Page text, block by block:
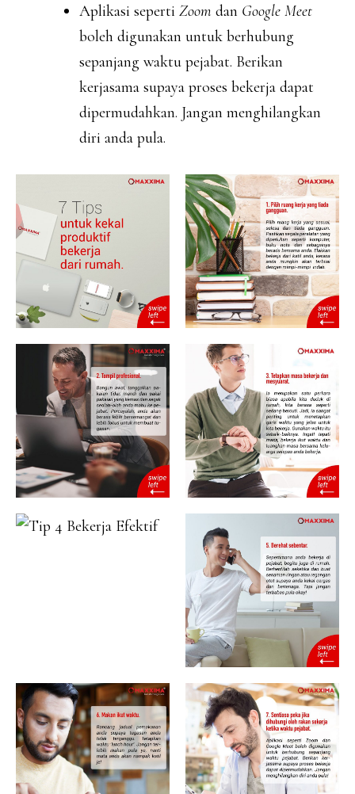
Aplikasi seperti Zoom dan Google Meet
boleh digunakan untuk berhubung
sepanjang waktu pejabat. Berikan
kerjasama supaya proses bekerja dapat
dipermudahkan. Jangan menghilangkan
diri anda pula.